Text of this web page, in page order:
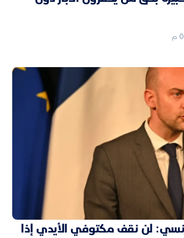
لن نقف مكتوفي الأيدي إذا